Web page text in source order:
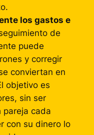
los gastos e
de
puede
y corregir
conviertan en
objetivo es
sin ser
pareja cada
con su dinero lo